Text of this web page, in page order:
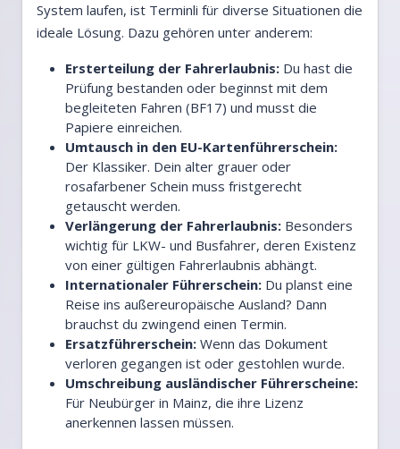
System laufen, ist Terminli für diverse Situationen die
ideale Lösung. Dazu gehören unter anderem:
Ersterteilung der Fahrerlaubnis: Du hast die
Prüfung bestanden oder beginnst mit dem
begleiteten Fahren (BF17) und musst die
Papiere einreichen.
Umtausch in den EU-Kartenführerschein:
Der Klassiker. Dein alter grauer oder
rosafarbener Schein muss fristgerecht
getauscht werden.
Verlängerung der Fahrerlaubnis: Besonders
wichtig für LKW- und Busfahrer, deren Existenz
von einer gültigen Fahrerlaubnis abhängt.
Internationaler Führerschein: Du planst eine
Reise ins außereuropäische Ausland? Dann
brauchst du zwingend einen Termin.
Ersatzführerschein: Wenn das Dokument
verloren gegangen ist oder gestohlen wurde.
Umschreibung ausländischer Führerscheine:
Für Neubürger in Mainz, die ihre Lizenz
anerkennen lassen müssen.